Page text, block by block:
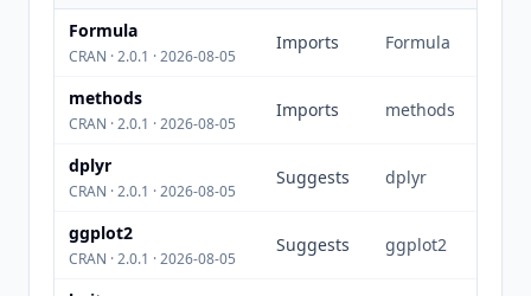
Formula
CRAN · 2.0.1 · 2026-08-05
Imports Formula
methods
CRAN · 2.0.1 · 2026-08-05
Imports methods
dplyr
CRAN · 2.0.1 · 2026-08-05
Suggests dplyr
ggplot2
CRAN · 2.0.1 · 2026-08-05
Suggests ggplot2